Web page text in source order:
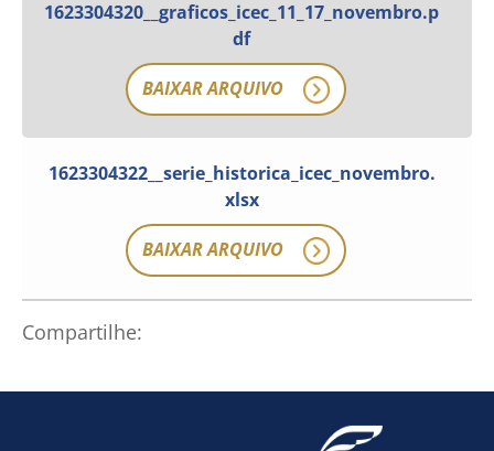
1623304320__graficos_icec_11_17_novembro.p
df
BAIXAR ARQUIVO
1623304322__serie_historica_icec_novembro.
xlsx
BAIXAR ARQUIVO
Compartilhe: